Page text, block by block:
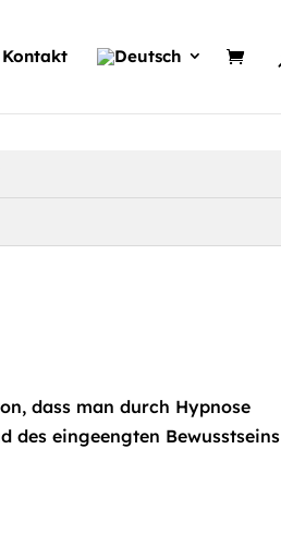
Kontakt
dass man durch Hypnose
des eingeengten Bewusstseins